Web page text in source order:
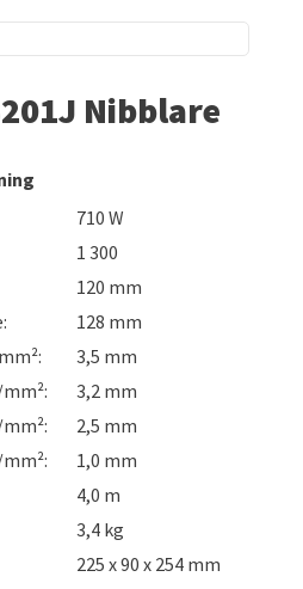
Nibblare
710 W
1 300
120 mm
128 mm
3,5 mm
3,2 mm
2,5 mm
1,0 mm
4,0 m
3,4 kg
225 x 90 x 254 mm